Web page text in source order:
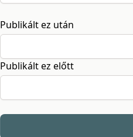
Publikált ez után
Publikált ez előtt